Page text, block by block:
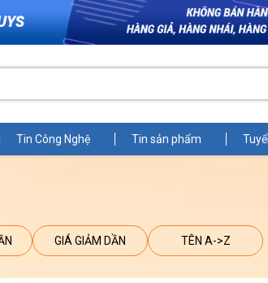
Tin Công Nghệ Tin sản phẩm
GIÁ GIẢM DẦN TÊN A->Z